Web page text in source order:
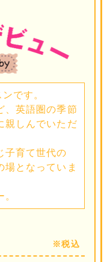
です。
、英語圏の季節
親しんでいただ
子育て世代の
場となっていま
※税込